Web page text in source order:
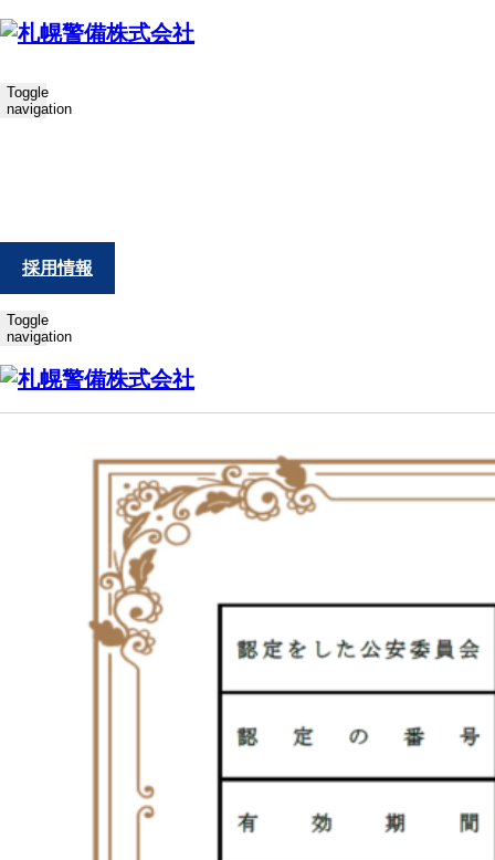
Toggle
navigation
採用情報
Toggle
navigation